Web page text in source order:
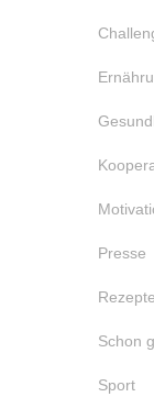
Presse
Rezepte
Schon
Sport